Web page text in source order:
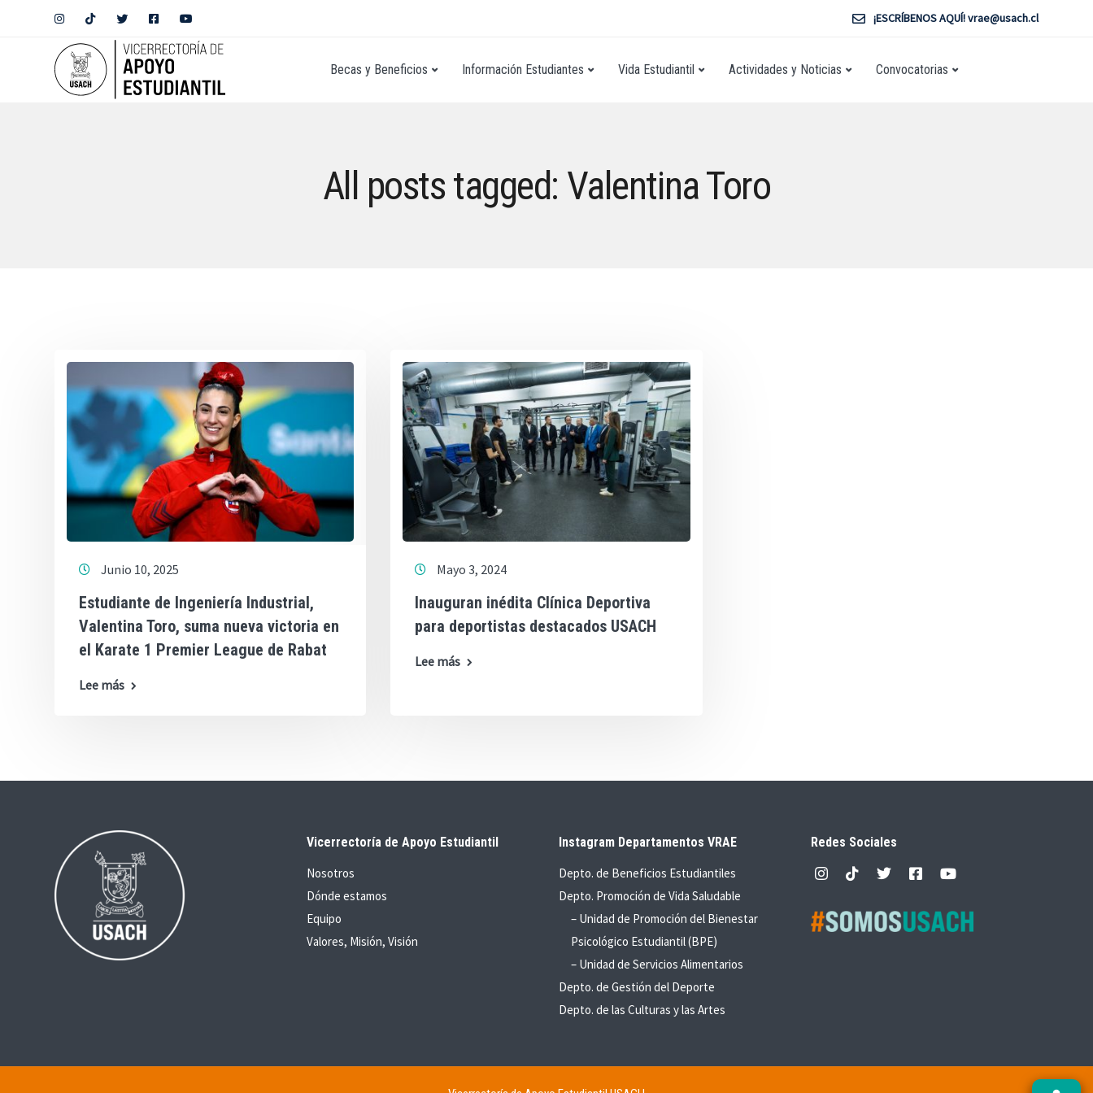
¡ESCRÍBENOS AQUÍ! vrae@usach.cl
Becas y Beneficios Información Estudiantes Vida Estudiantil Actividades y Noticias Convocatorias
All posts tagged: Valentina Toro
Junio 10, 2025
Estudiante de Ingeniería Industrial,
Valentina Toro, suma nueva victoria en
el Karate 1 Premier League de Rabat
Lee más
Mayo 3, 2024
Inauguran inédita Clínica Deportiva
para deportistas destacados USACH
Lee más
Vicerrectoría de Apoyo Estudiantil
Nosotros
Dónde estamos
Equipo
Valores, Misión, Visión
Instagram Departamentos VRAE
Depto. de Beneficios Estudiantiles
Depto. Promoción de Vida Saludable
– Unidad de Promoción del Bienestar
Psicológico Estudiantil (BPE)
– Unidad de Servicios Alimentarios
Depto. de Gestión del Deporte
Depto. de las Culturas y las Artes
Redes Sociales